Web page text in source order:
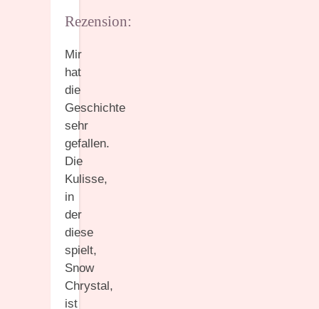
Rezension:
Mir
hat
die
Geschichte
sehr
gefallen.
Die
Kulisse,
in
der
diese
spielt,
Snow
Chrystal,
ist